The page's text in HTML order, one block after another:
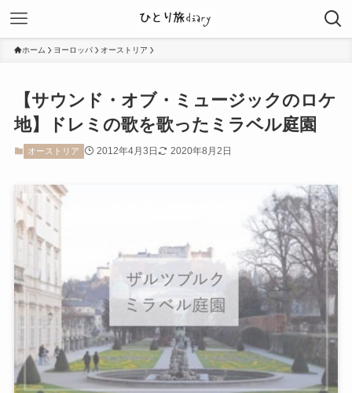
ホーム ヨーロッパ オーストリア
【サウンド・オブ・ミュージックのロケ
地】ドレミの歌を歌ったミラベル庭園
オーストリア 2012年4月3日 2020年8月2日